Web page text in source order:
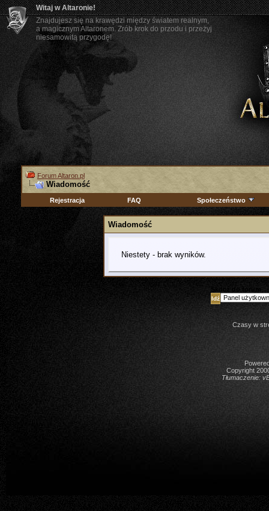
Witaj w Altaronie!
Znajdujesz się na krawędzi między światem realnym,
a magicznym Altaronem. Zrób krok do przodu i przeżyj
niesamowitą przygodę!
Forum Altaron.pl
Wiadomość
Rejestracja FAQ Społeczeństwo
Wiadomość
Niestety - brak wyników.
Skocz do forum
Czasy w
Copyright
Tłumaczenie: